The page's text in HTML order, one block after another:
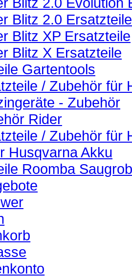
Blitz 2.0 Ersatzteile
Blitz XP Ersatzteile
Blitz X Ersatzteile
Gartentools
/ Zubehör für
- Zubehör
Rider
/ Zubehör für
Husqvarna Akku
Roomba